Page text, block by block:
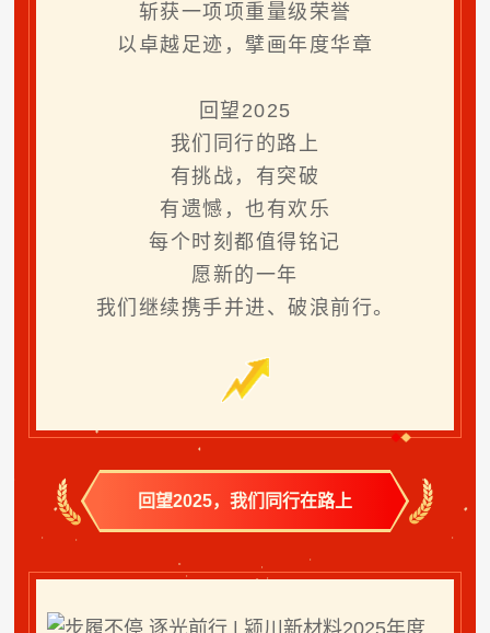
斩获一项项重量级荣誉
以卓越足迹，擘画年度华章
回望2025
我们同行的路上
有挑战，有突破
有遗憾，也有欢乐
每个时刻都值得铭记
愿新的一年
我们继续携手并进、破浪前行。
回望2025，我们同行在路上